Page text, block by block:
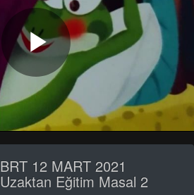
Play
Video
BRT 12 MART 2021
Uzaktan Eğitim Masal 2